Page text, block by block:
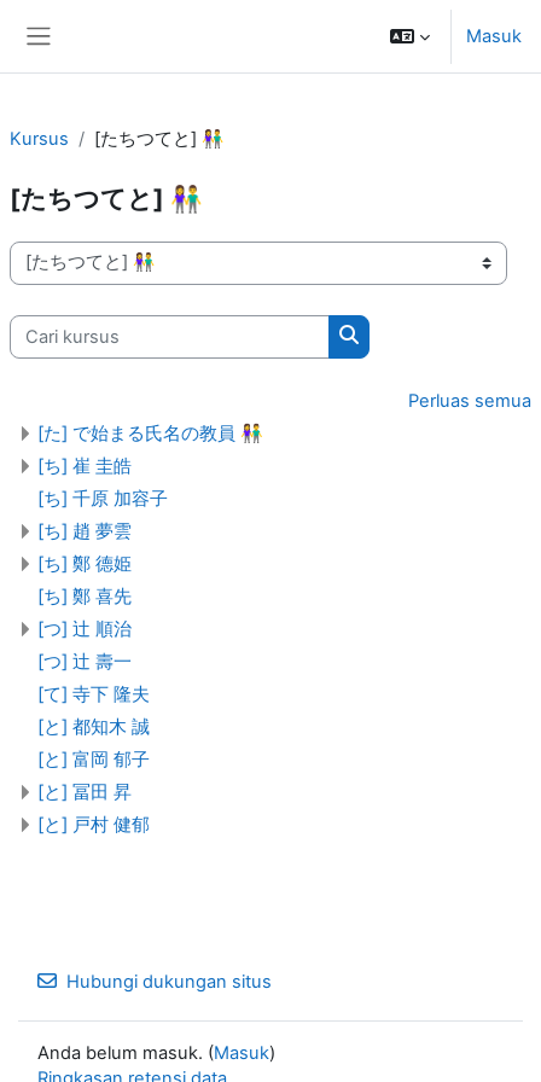
Masuk
Kursus [たちつてと] 👫
[たちつてと] 👫
Kategori kursus
Cari kursus
Cari kursus
Perluas semua
[た] で始まる氏名の教員 👫
[ち] 崔 圭皓
[ち] 千原 加容子
[ち] 趙 夢雲
[ち] 鄭 德姫
[ち] 鄭 喜先
[つ] 辻 順治
[つ] 辻 壽一
[て] 寺下 隆夫
[と] 都知木 誠
[と] 富岡 郁子
[と] 冨田 昇
[と] 戸村 健郁
Hubungi dukungan situs
Anda belum masuk. (Masuk)